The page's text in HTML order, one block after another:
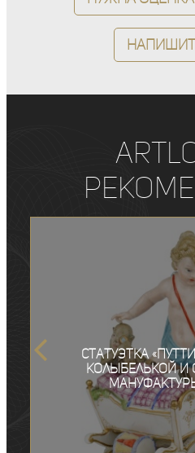
Статуэтка
колыбелькой и